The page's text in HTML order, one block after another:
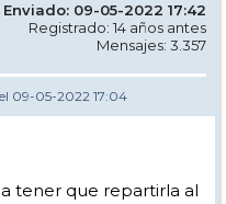
Enviado: 09-05-2022 17:42
Registrado: 14 años antes
Mensajes: 3.357
09-05-2022 17:04
tener que repartirla al